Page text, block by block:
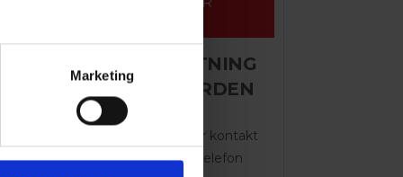
Marketing
AKTIONÆR OVERNATNING
PÅ HOTEL POSTGAARDEN
eller kontakt
hotellet direkte pr. mail eller telefon